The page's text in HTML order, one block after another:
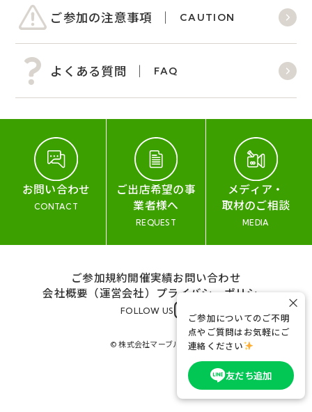
ご参加の注意事項 CAUTION
よくある質問 FAQ
お問い合わせ
CONTACT
ご出店希望の事
業者様へ
REQUEST
メディア・
取材のご相談
MEDIA
ご参加規約開催実績お問い合わせ
会社概要（運営会社） プライバシーポリシー
FOLLOW US
© 株式会社マーブル&コー
ご参加についてのご不明
点やご質問はお気軽にご
連絡ください
友だち追加
×